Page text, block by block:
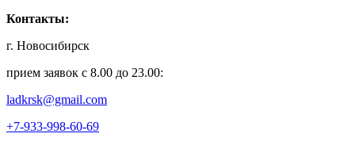
Контакты:
г. Новосибирск
прием заявок с 8.00 до 23.00:
ladkrsk@gmail.com
+7-933-998-60-69